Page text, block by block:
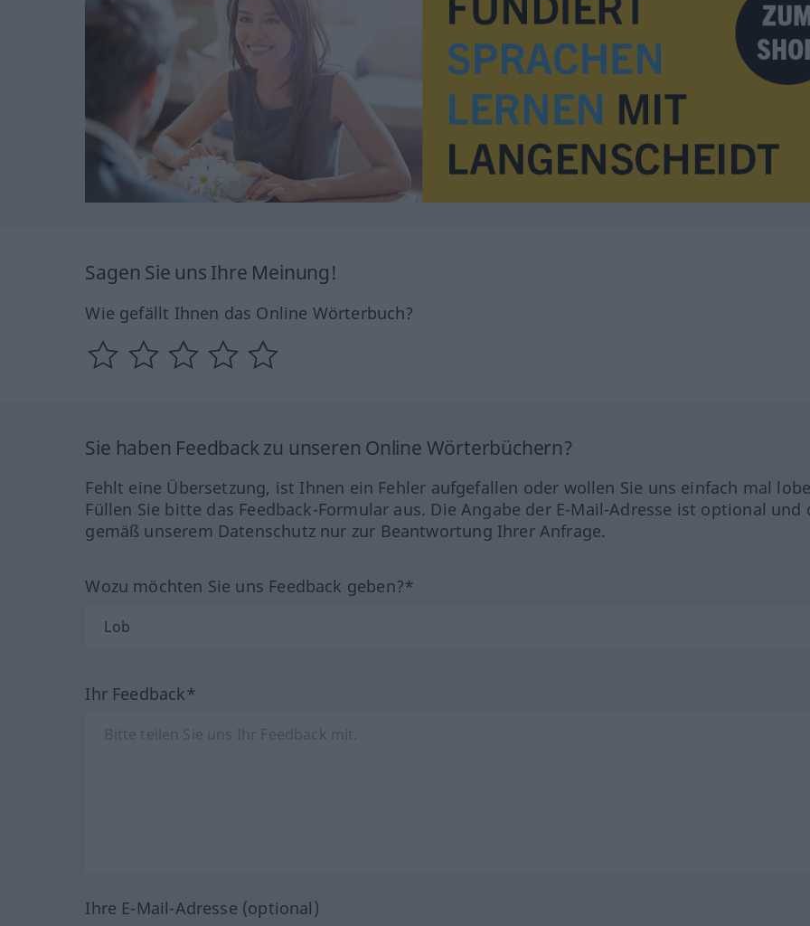
Sagen Sie uns Ihre Meinung!
Wie gefällt Ihnen das Online Wörterbuch?
Sie haben Feedback zu unseren Online Wörterbüchern?
Fehlt eine Übersetzung, ist Ihnen ein Fehler aufgefallen oder wollen Sie uns einfach mal
Füllen Sie bitte das Feedback-Formular aus. Die Angabe der E-Mail-Adresse ist optional und
gemäß unserem Datenschutz nur zur Beantwortung Ihrer Anfrage.
Wozu möchten Sie uns Feedback geben?*
Ihr Feedback*
Ihre E-Mail-Adresse (optional)